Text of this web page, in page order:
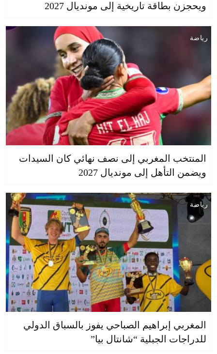
ويحجزن بطاقة تاريخية إلى مونديال 2027
رياضة
المنتخب المغربي إلى نصف نهائي كان السيدات
ويضمن التأهل إلى مونديال 2027
رياضة
المغربي إبراهيم الصباحي يفوز بالسباق الدولي
للدراجات الجبلية “شانتال بيا”